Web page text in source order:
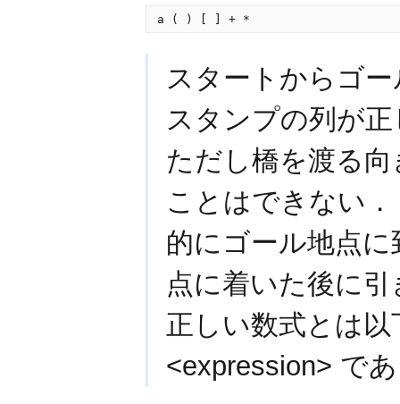
a ( ) [ ] + *
スタートからゴ
スタンプの列が
ただし橋を渡る
ことはできない
的にゴール地点
点に着いた後に
正しい数式とは
<expression> で